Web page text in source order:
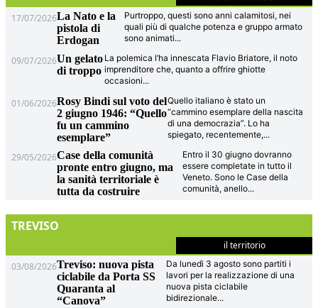
17/07/2026La Nato e la
pistola di
Erdogan
Purtroppo, questi sono anni calamitosi, nei
quali più di qualche potenza e gruppo armato
sono animati...
09/07/2026Un gelato
di troppo
La polemica l’ha innescata Flavio Briatore, il noto
imprenditore che, quanto a offrire ghiotte
occasioni...
01/06/2026Rosy Bindi sul voto del
2 giugno 1946: “Quello
fu un cammino
esemplare”
Quello italiano è stato un
“cammino esemplare della nascita
di una democrazia”. Lo ha
spiegato, recentemente,...
29/05/2026Case della comunità
pronte entro giugno, ma
la sanità territoriale è
tutta da costruire
Entro il 30 giugno dovranno
essere completate in tutto il
Veneto. Sono le Case della
comunità, anello...
TREVISO
il territorio
03/08/2026Treviso: nuova pista
ciclabile da Porta SS
Quaranta al
“Canova”
Da lunedì 3 agosto sono partiti i
lavori per la realizzazione di una
nuova pista ciclabile
bidirezionale...